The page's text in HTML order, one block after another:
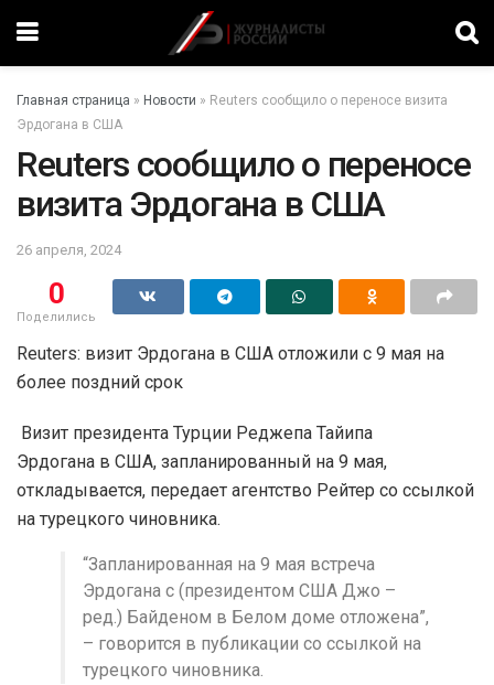
Главная страница » Новости » Reuters сообщило о переносе визита
Эрдогана в США
Reuters сообщило о переносе
визита Эрдогана в США
26 апреля, 2024
0
Поделились
Reuters: визит Эрдогана в США отложили с 9 мая на
более поздний срок
Визит президента Турции Реджепа Тайипа
Эрдогана в США, запланированный на 9 мая,
откладывается, передает агентство Рейтер со ссылкой
на турецкого чиновника.
“Запланированная на 9 мая встреча
Эрдогана с (президентом США Джо –
ред.) Байденом в Белом доме отложена”,
– говорится в публикации со ссылкой на
турецкого чиновника.